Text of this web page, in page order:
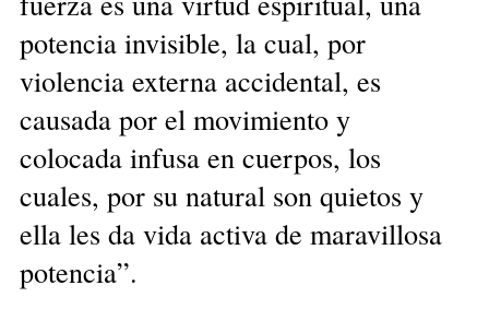
potencia invisible, la cual, por
violencia externa accidental, es
causada por el movimiento y
colocada infusa en cuerpos, los
cuales, por su natural son quietos y
ella les da vida activa de maravillosa
potencia”.